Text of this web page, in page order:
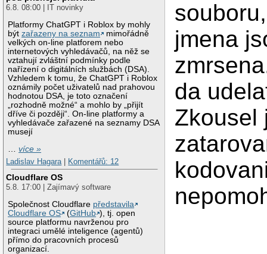
6.8. 08:00 | IT novinky
Platformy ChatGPT i Roblox by mohly
býtzařazeny na seznam
mimořádně
velkých on-line platforem nebo
internetových vyhledávačů, na něž se
vztahují zvláštní podmínky podle
nařízení o digitálních službách (DSA).
Vzhledem k tomu, že ChatGPT i Roblox
oznámily počet uživatelů nad prahovou
hodnotou DSA, je toto označení
„rozhodně možné“ a mohlo by „přijít
dříve či později“. On-line platformy a
vyhledávače zařazené na seznamy DSA
musejí
…více »
Ladislav Hagara| Komentářů: 12
Cloudflare OS
5.8. 17:00 | Zajímavý software
Společnost Cloudflare představila
Cloudflare OS
(GitHub ), tj. open
source platformu navrženou pro
integraci umělé inteligence (agentů)
přímo do pracovních procesů
organizací.
jmena
da
Zkousel